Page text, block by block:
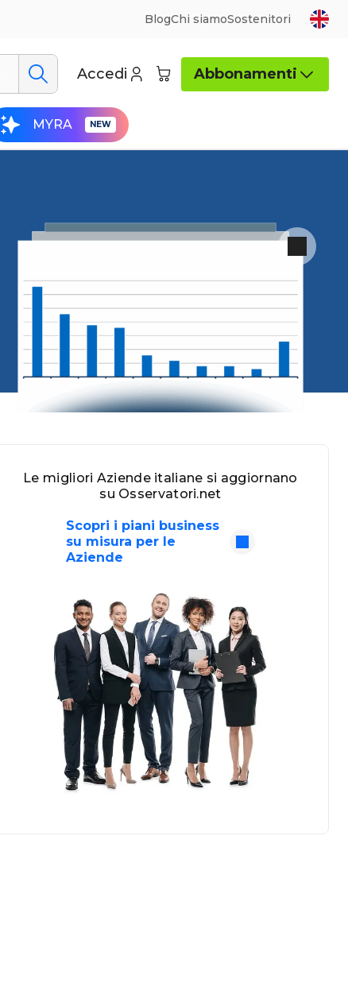
BlogChi siamoSostenitori
Accedi Abbonamenti
MYRA
Le migliori Aziende italiane si aggiornano
su Osservatori.net
Scopri i piani business
su misura per le
Aziende